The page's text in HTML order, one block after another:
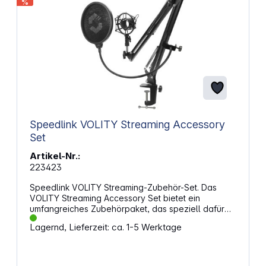
%
Speedlink VOLITY Streaming Accessory
Set
Artikel-Nr.:
223423
Speedlink VOLITY Streaming-Zubehör-Set. Das
VOLITY Streaming Accessory Set bietet ein
umfangreiches Zubehörpaket, das speziell dafür
entwickelt wurde, Streaming‑Mikrofone optimal zu
ergänzen. Es richtet sich an Nutzer, die ihr Setup
Lagernd, Lieferzeit: ca. 1-5 Werktage